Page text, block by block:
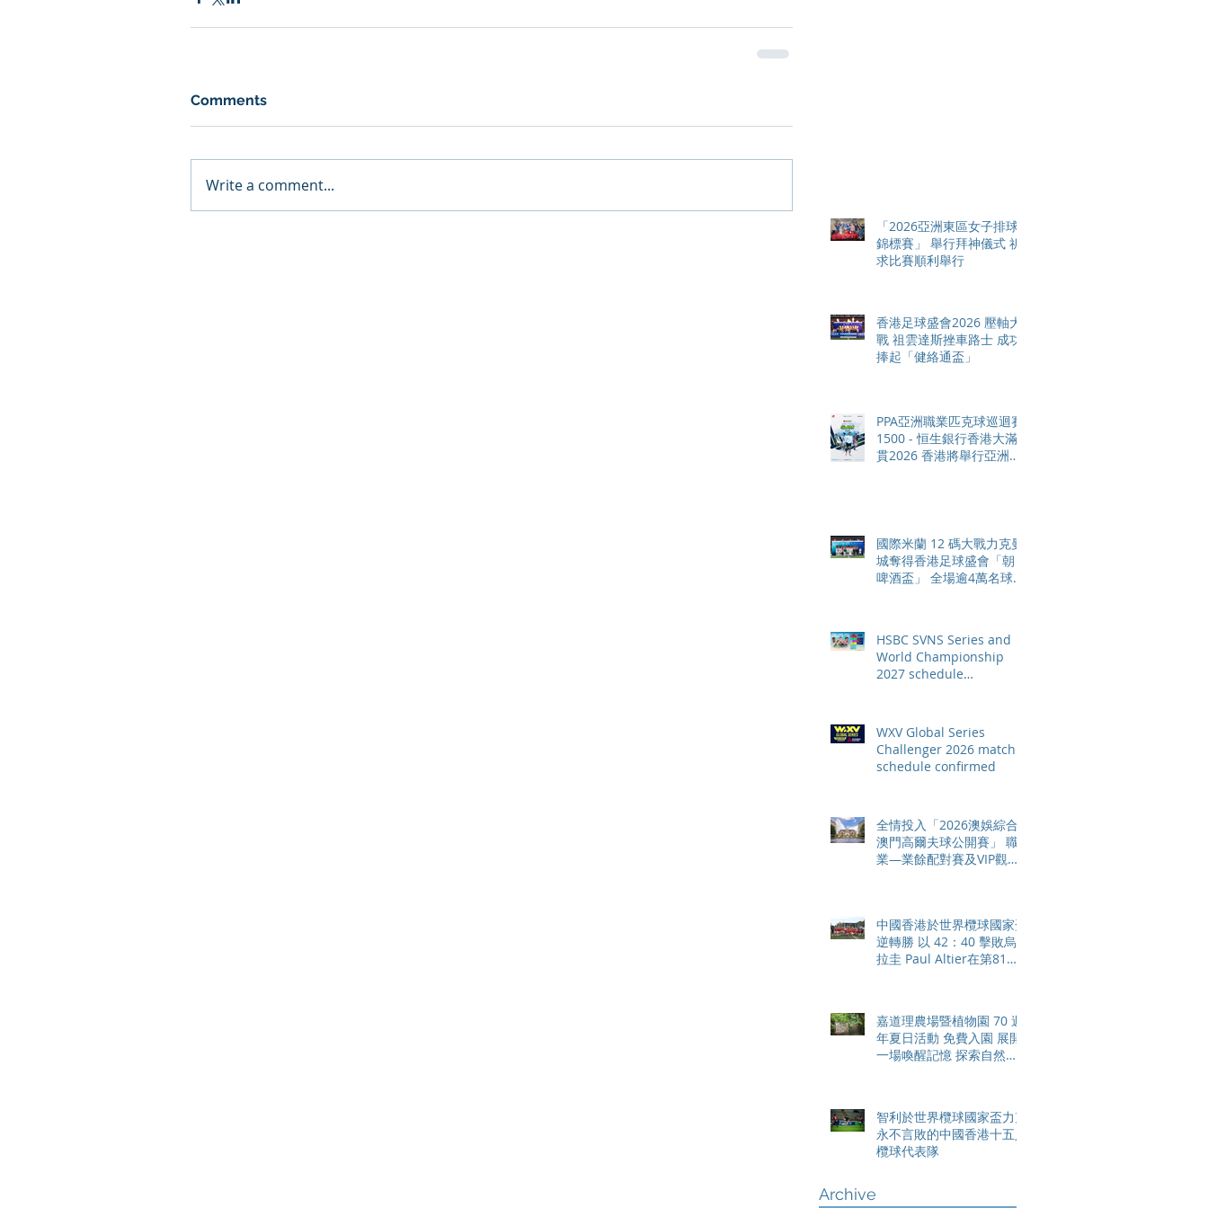
Comments
Write a comment...
「2026亞洲東區女子排球
錦標賽」 舉行拜神儀式 祈
求比賽順利舉行
香港足球盛會2026 壓軸大
戰 祖雲達斯挫車路士 成功
捧起「健絡通盃」
PPA亞洲職業匹克球巡迴賽
1500 - 恒生銀行香港大滿
貫2026 香港將舉行亞洲首
國際米蘭 12 碼大戰力克曼
城奪得香港足球盛會「朝日
啤酒盃」 全場逾4萬名球迷
HSBC SVNS Series and
World Championship
2027 schedule
pace
WXV Global Series
Challenger 2026 match
schedule confirmed
全情投入「2026澳娛綜合
澳門高爾夫球公開賽」 職
業—業餘配對賽及VIP觀賽
中國香港於世界欖球國家盃
逆轉勝 以 42：40 擊敗烏
拉圭 Paul Altier在第81分
嘉道理農場暨植物園 70 週
年夏日活動 免費入園 展開
一場喚醒記憶 探索自然與
智利於世界欖球國家盃力克
永不言敗的中國香港十五人
欖球代表隊
Archive